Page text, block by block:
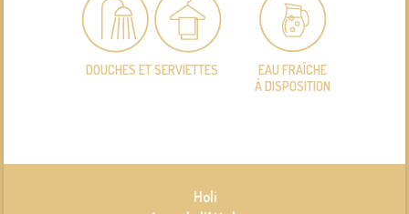
DOUCHES ET SERVIETTES
EAU FRAÎCHE
À DISPOSITION
Holi